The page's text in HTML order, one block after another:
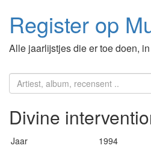
Register op
Alle jaarlijstjes die er toe doen,
Divine
Jaar 1994